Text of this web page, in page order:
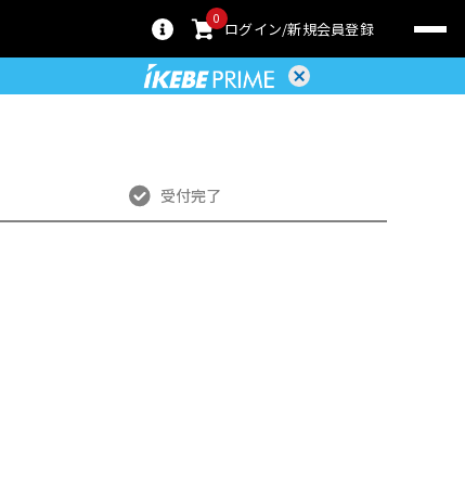
0
ログイン 新規会員登録
受付完了